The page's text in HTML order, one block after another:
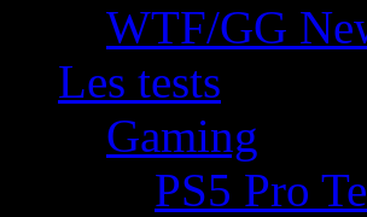
WTF/GG
Les tests
Gaming
PS5 Pro